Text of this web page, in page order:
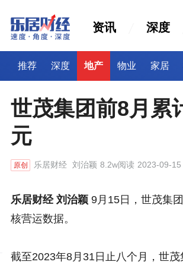
资讯 深度
推荐 深度 地产 物业 家居
世茂集团前8月累
元
原创 乐居财经 刘治颖 8.2w阅读 2023-09-15
乐居财经 刘治颖 9月15日，世茂集
核营运数据。
截至2023年8月31日止八个月，世